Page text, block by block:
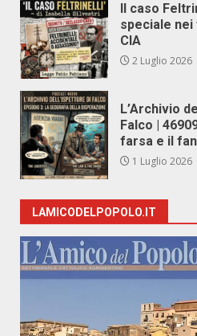
Il caso
speciale
CIA
2 Luglio 2026
L’Archivio
Falco |
farsa e il
1 Luglio 2026
LAMICODELPOPOLO.IT